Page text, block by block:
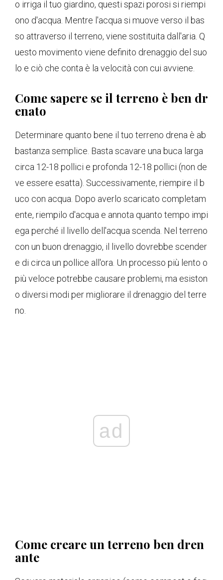
o irriga il tuo giardino, questi spazi porosi si riempi
ono d'acqua. Mentre l'acqua si muove verso il bas
so attraverso il terreno, viene sostituita dall'aria. Q
uesto movimento viene definito drenaggio del suo
lo e ciò che conta è la velocità con cui avviene.
Come sapere se il terreno è ben dr
enato
Determinare quanto bene il tuo terreno drena è ab
bastanza semplice. Basta scavare una buca larga
circa 12-18 pollici e profonda 12-18 pollici (non de
ve essere esatta). Successivamente, riempire il b
uco con acqua. Dopo averlo scaricato completam
ente, riempilo d'acqua e annota quanto tempo impi
ega perché il livello dell'acqua scenda. Nel terreno
con un buon drenaggio, il livello dovrebbe scender
e di circa un pollice all'ora. Un processo più lento o
più veloce potrebbe causare problemi, ma esiston
o diversi modi per migliorare il drenaggio del terre
no.
ad
Come creare un terreno ben dren
ante